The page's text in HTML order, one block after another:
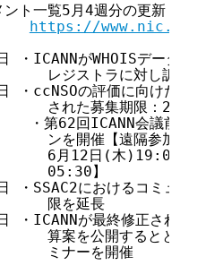
ント一覧5月4週分の更新
https://www.nic.ad.jp/
・ICANNがWHOISデータ保全継
レジストラに対し訴訟を提
ccNSOの評価に向けた関心表
された募集期限：2018年6
・第62回ICANN会議前の公開
ンを開催【遠隔参加可能、
6月12日(木)19:00～
05:30】
SSAC2におけるコミュニティ
限を延長
・ICANNが最終修正された2019
算案を公開するとともに、
ミナーを開催